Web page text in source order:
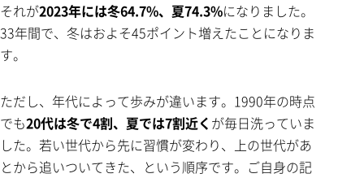
それが2023年には冬64.7%、夏74.3%になりました。
33年間で、冬はおよそ45ポイント増えたことになりま
す。
ただし、年代によって歩みが違います。1990年の時点
でも20代は冬で4割、夏では7割近く が毎日洗っていま
した。若い世代から先に習慣が変わり、上の世代があ
とから追いついてきた、という順序です。ご自身の記